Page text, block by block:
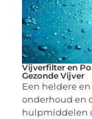
Vijverfilter en
Gezonde Vijver
Een heldere
onderhoud en
hulpmiddelen